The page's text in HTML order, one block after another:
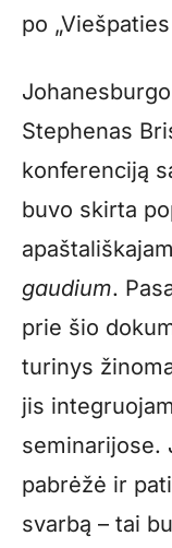
po
Stephenas
konferenciją
buvo skirta
gaudium.
prie šio
turinys
jis
seminarijose.
pabrėžė ir
svarbą – tai